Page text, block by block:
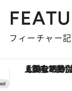
フィーチャー